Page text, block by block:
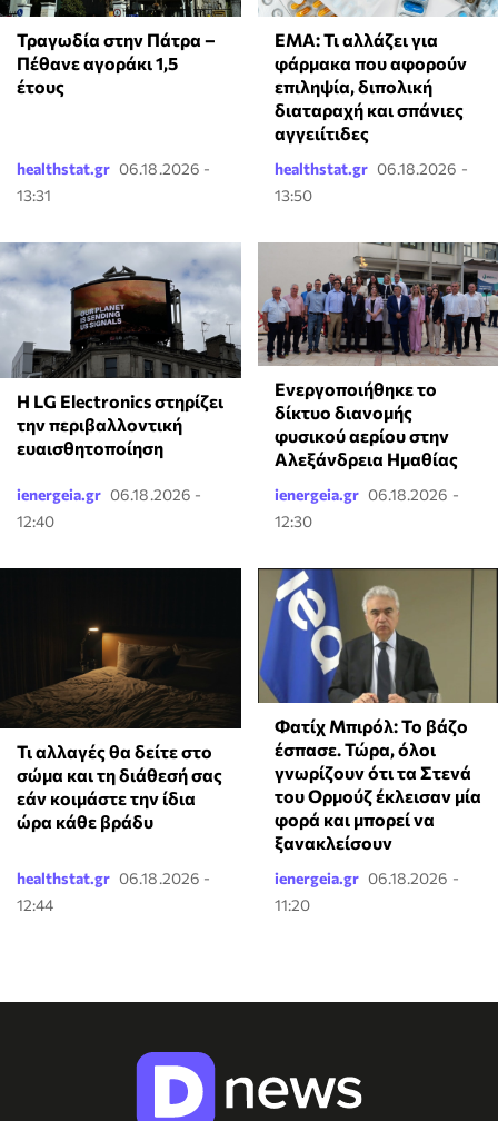
Τραγωδία στην Πάτρα –
Πέθανε αγοράκι 1,5
έτους
healthstat.gr 06.18.2026 -
13:31
EMA: Τι αλλάζει για
φάρμακα που αφορούν
επιληψία, διπολική
διαταραχή και σπάνιες
αγγειίτιδες
healthstat.gr 06.18.2026 -
13:50
Η LG Electronics στηρίζει
την περιβαλλοντική
ευαισθητοποίηση
ienergeia.gr 06.18.2026 -
12:40
Ενεργοποιήθηκε το
δίκτυο διανομής
φυσικού αερίου στην
Αλεξάνδρεια Ημαθίας
ienergeia.gr 06.18.2026 -
12:30
Τι αλλαγές θα δείτε στο
σώμα και τη διάθεσή σας
εάν κοιμάστε την ίδια
ώρα κάθε βράδυ
healthstat.gr 06.18.2026 -
12:44
Φατίχ Μπιρόλ: Το βάζο
έσπασε. Τώρα, όλοι
γνωρίζουν ότι τα Στενά
του Ορμούζ έκλεισαν μία
φορά και μπορεί να
ξανακλείσουν
ienergeia.gr 06.18.2026 -
11:20